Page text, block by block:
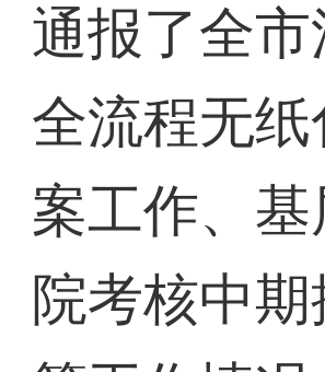
通报了全市
全流程无
案工作、基
院考核中